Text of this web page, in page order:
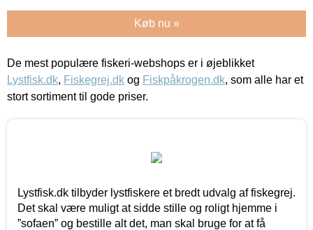
Køb nu »
De mest populære fiskeri-webshops er i øjeblikket
Lystfisk.dk, Fiskegrej.dk og Fiskpåkrogen.dk, som alle har et
stort sortiment til gode priser.
Lystfisk.dk tilbyder lystfiskere et bredt udvalg af fiskegrej.
Det skal være muligt at sidde stille og roligt hjemme i
”sofaen” og bestille alt det, man skal bruge for at få